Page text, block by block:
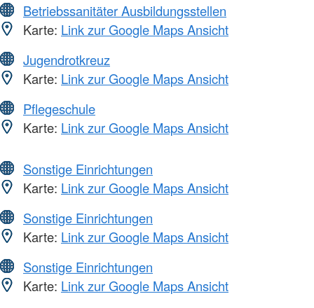
Betriebssanitäter Ausbildungsstellen
Karte: Link zur Google Maps Ansicht
Jugendrotkreuz
Karte: Link zur Google Maps Ansicht
Pflegeschule
Karte: Link zur Google Maps Ansicht
Sonstige Einrichtungen
Karte: Link zur Google Maps Ansicht
Sonstige Einrichtungen
Karte: Link zur Google Maps Ansicht
Sonstige Einrichtungen
Karte: Link zur Google Maps Ansicht